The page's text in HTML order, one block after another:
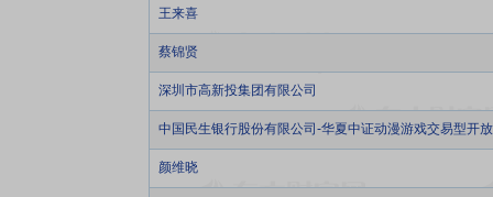
王来喜
蔡锦贤
深圳市高新投集团有限公司
中国民生银行股份有限公司-华夏中证动漫游戏交易型开
颜维晓